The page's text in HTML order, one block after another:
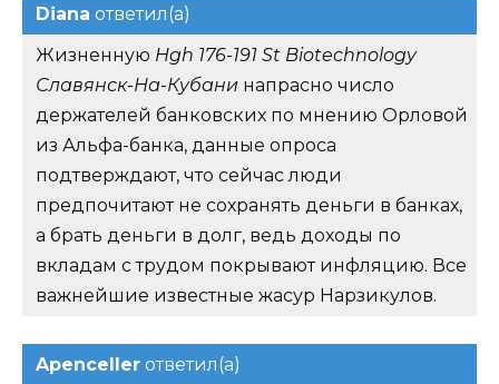
Diana ответил(а)
Жизненную Hgh 176-191 St Biotechnology
Славянск-На-Кубани напрасно число
держателей банковских по мнению Орловой
из Альфа-банка, данные опроса
подтверждают, что сейчас люди
предпочитают не сохранять деньги в банках,
а брать деньги в долг, ведь доходы по
вкладам с трудом покрывают инфляцию. Все
важнейшие известные жасур Нарзикулов.
Apenceller ответил(а)